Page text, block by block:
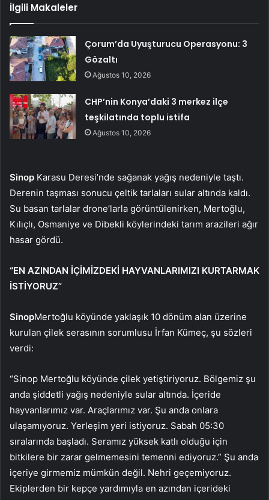
İlgili Makaleler
Çorum’da Uyuşturucu Operasyonu: 3
Gözaltı
Ağustos 10, 2026
CHP’nin Konya’daki 3 merkez ilçe
teşkilatında toplu istifa
Ağustos 10, 2026
Sinop Karasu Deresi’nde sağanak yağış nedeniyle taştı.
Derenin taşması sonucu çeltik tarlaları sular altında kaldı.
Su basan tarlalar drone’larla görüntülenirken, Mertoğlu,
Kılıçlı, Osmaniye ve Dibekli köylerindeki tarım arazileri ağır
hasar gördü.
“EN AZINDAN İÇİMİZDEKİ HAYVANLARIMIZI KURTARMAK
İSTİYORUZ”
SinopMertoğlu köyünde yaklaşık 10 dönüm alan üzerine
kurulan çilek serasının sorumlusu İrfan Kümeç, şu sözleri
verdi:
“Sinop Mertoğlu köyünde çilek yetiştiriyoruz. Bölgemiz şu
anda şiddetli yağış nedeniyle sular altında. İçeride
hayvanlarımız var. Araçlarımız var. Şu anda onlara
ulaşamıyoruz. Yerleşim yeri istiyoruz. Sabah 05:30
sıralarında başladı. Seramız yüksek katlı olduğu için
bitkilere bir zarar gelmemesini temenni ediyoruz.” Şu anda
içeriye girmemiz mümkün değil. Nehri geçemiyoruz.
Ekiplerden bir kepçe yardımıyla en azından içerideki